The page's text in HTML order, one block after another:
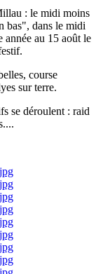
: le midi moins
bas", dans le midi
année au 15 août le
course
sur terre.
se déroulent : raid